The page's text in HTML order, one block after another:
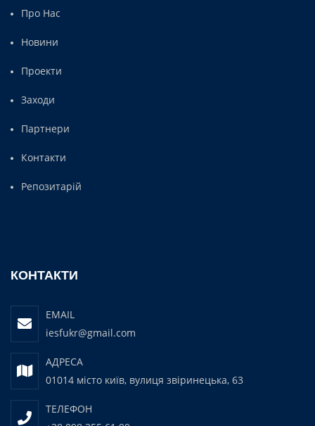
Про Нас
Новини
Проекти
Заходи
Партнери
Контакти
Репозитарій
КОНТАКТИ
EMAIL
iesfukr@gmail.com
АДРЕСА
01014 місто київ, вулиця звіринецька, 63
ТЕЛЕФОН